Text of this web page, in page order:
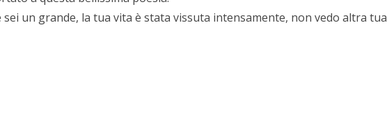
sei un grande, la tua vita è stata vissuta intensamente, non vedo altra tua